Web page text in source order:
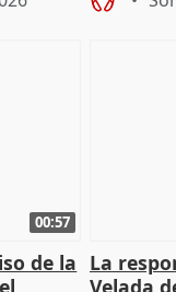
00:57
de la La
Velada